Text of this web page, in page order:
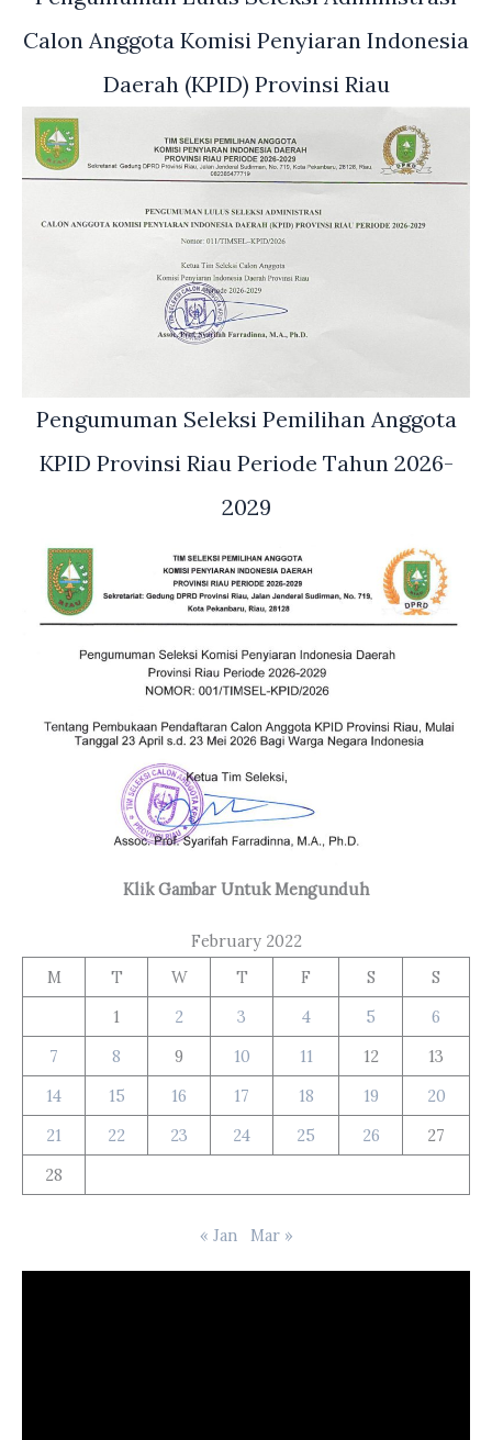
Calon Anggota Komisi Penyiaran Indonesia
Daerah (KPID) Provinsi Riau
Pengumuman Seleksi Pemilihan Anggota
KPID Provinsi Riau Periode Tahun 2026-
2029
Klik Gambar Untuk Mengunduh
February 2022
M
T W T F S
S
1
2 3 4 5
6
7
8 9 10 11 12
13
14
15 16 17 18 19
20
21
22 23 24 25 26
27
28
« Jan Mar »